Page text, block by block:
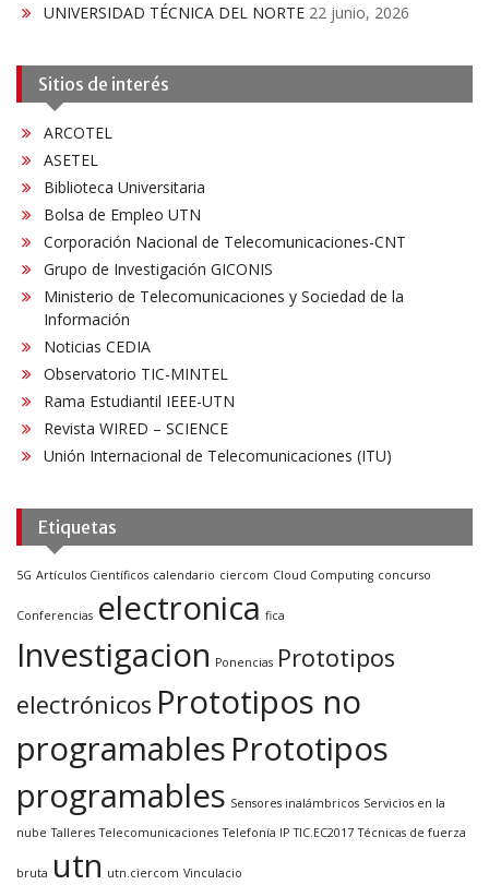
UNIVERSIDAD TÉCNICA DEL NORTE 22 junio, 2026
Sitios de interés
ARCOTEL
ASETEL
Biblioteca Universitaria
Bolsa de Empleo UTN
Corporación Nacional de Telecomunicaciones-CNT
Grupo de Investigación GICONIS
Ministerio de Telecomunicaciones y Sociedad de la
Información
Noticias CEDIA
Observatorio TIC-MINTEL
Rama Estudiantil IEEE-UTN
Revista WIRED – SCIENCE
Unión Internacional de Telecomunicaciones (ITU)
Etiquetas
5G Artículos Científicos calendario ciercom Cloud Computing concurso
Conferencias electronica fica
Investigacion Ponencias Prototipos
electrónicos Prototipos no
programables Prototipos
programables Sensores inalámbricos Servicios en la
nube Talleres Telecomunicaciones Telefonía IP TIC.EC2017 Técnicas de fuerza
bruta utn utn.ciercom Vinculacio